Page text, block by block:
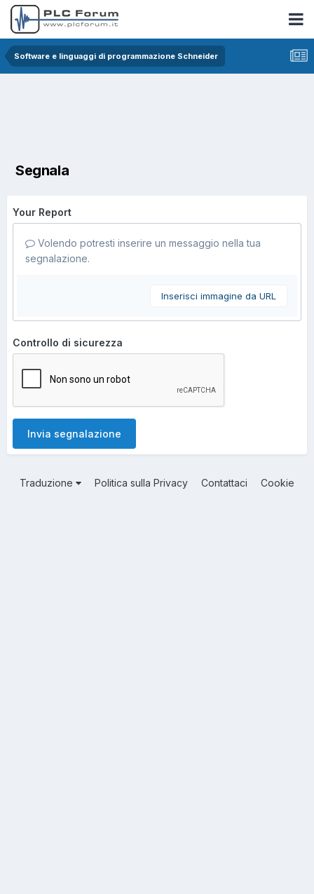
Software e linguaggi di programmazione Schneider
Segnala
Your Report
Volendo potresti inserire un messaggio nella tua
segnalazione.
Inserisci immagine da URL
Controllo di sicurezza
Invia segnalazione
Traduzione Politica sulla Privacy Contattaci Cookie